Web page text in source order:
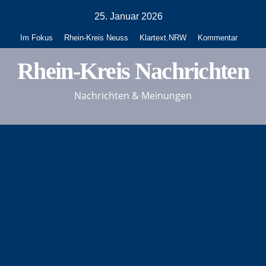
springen
25. Januar 2026
Im Fokus Rhein-Kreis Neuss Klartext.NRW Kommentar
Rhein-Kreis Nachrichten
Nachrichten & Meinungen